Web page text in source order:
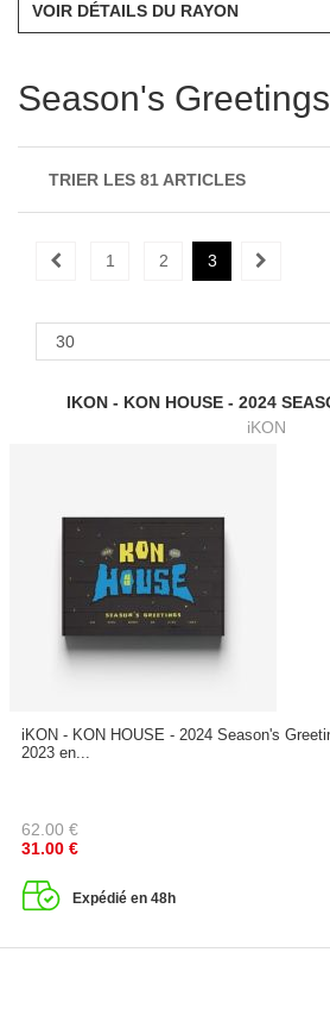
VOIR DÉTAILS DU RAYON
Season's Greetings
TRIER LES 81 ARTICLES
1 2 3
IKON - KON HOUSE - 2024
iKON
iKON - KON HOUSE - 2024 Season's
2023 en...
62.00 €
31.00 €
Expédié en 48h